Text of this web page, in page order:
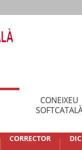
CONEIXEU
CORRECTOR